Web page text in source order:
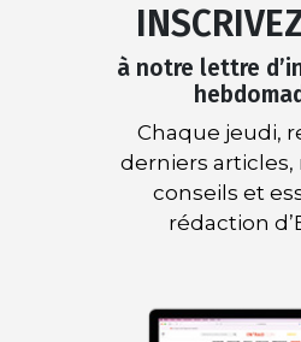
à notre lettre
Chaque jeudi,
derniers articles,
conseils et
rédaction